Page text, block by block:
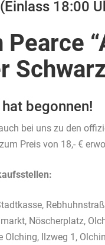
18:00
Pearce
hat begonnen!
bei uns zu den
Preis von 18,- €
Nöscherplatz,
Olching, Ilzweg 1,